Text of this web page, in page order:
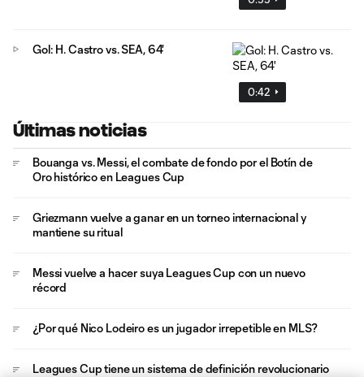
0:42
Gol: H. Castro vs. SEA, 64'
Últimas noticias
Bouanga vs. Messi, el combate de fondo por el Botín de
Oro histórico en Leagues Cup
Griezmann vuelve a ganar en un torneo internacional y
mantiene su ritual
Messi vuelve a hacer suya Leagues Cup con un nuevo
récord
¿Por qué Nico Lodeiro es un jugador irrepetible en MLS?
Leagues Cup tiene un sistema de definición revolucionario